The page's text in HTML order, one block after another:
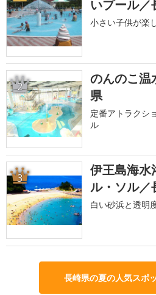
いプール／
小さい子供が楽
2
のんのこ温
県
定番アトラクシ
ル
3
伊王島海水
ル・ソル／
白い砂浜と透明
長崎県の夏の人気スポ